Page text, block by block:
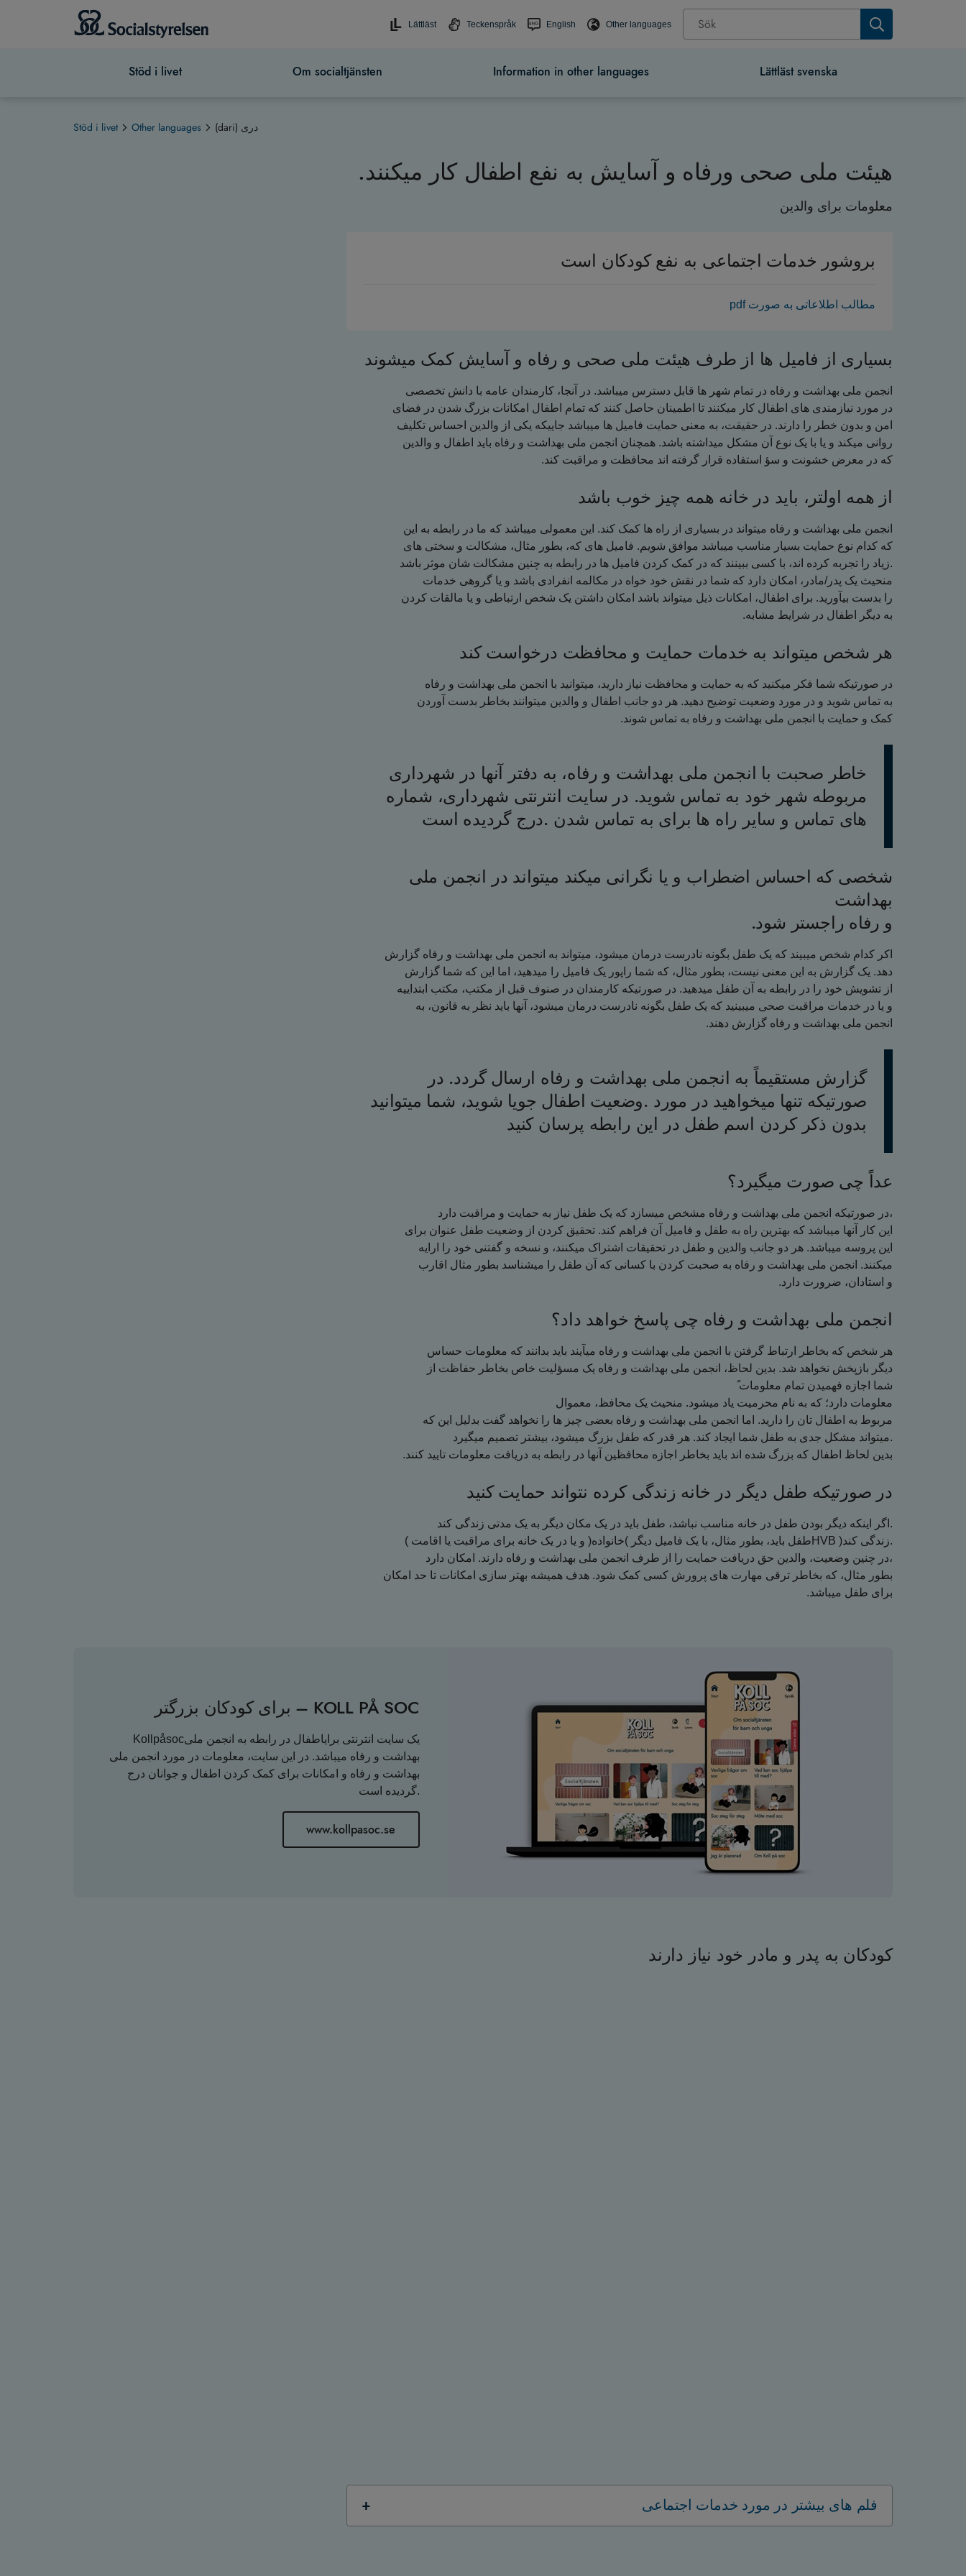
Lättläst Teckenspråk English Other languages
Stöd i livet Om socialtjänsten Information in other languages Lättläst svenska
Stöd i livet Other languages (dari) دری
.هیئت ملی صحی ورفاه و آسایش به نفع اطفال کار میکنند
معلومات برای والدین
بروشور خدمات اجتماعی به نفع کودکان است
مطالب اطلاعاتی به صورت pdf
بسیاری از فامیل ها از طرف هیئت ملی صحی و رفاه و آسایش کمک میشوند
انجمن ملی بهداشت و رفاه در تمام شهر ها قابل دسترس میباشد. در آنجا، کارمندان عامه با دانش تخصصی
در مورد نیازمندی های اطفال کار میکنند تا اطمینان حاصل کنند که تمام اطفال امکانات بزرگ شدن در فضای
امن و بدون خطر را دارند. در حقیقت، به معنی حمایت فامیل ها میباشد جاییکه یکی از والدین احساس تکلیف
روانی میکند و یا با یک نوع آن مشکل میداشته باشد. همچنان انجمن ملی بهداشت و رفاه باید اطفال و والدین
.که در معرض خشونت و سؤ استفاده قرار گرفته اند محافظت و مراقبت کند
از همه اولتر، باید در خانه همه چیز خوب باشد
انجمن ملی بهداشت و رفاه میتواند در بسیاری از راه ها کمک کند. این معمولی میباشد که ما در رابطه به این
که کدام نوع حمایت بسیار مناسب میباشد موافق شویم. فامیل های که، بطور مثال، مشکالت و سختی های
زیاد را تجربه کرده اند، با کسی ببینند که در کمک کردن فامیل ها در رابطه به چنین مشکالت شان موثر باشد.
منحیث یک پدر/مادر، امکان دارد که شما در نقش خود خواه در مکالمه انفرادی باشد و یا گروهی خدمات
را بدست بیآورید. برای اطفال، امکانات ذیل میتواند باشد امکان داشتن یک شخص ارتباطی و یا مالقات کردن
.به دیگر اطفال در شرایط مشابه
هر شخص میتواند به خدمات حمایت و محافظت درخواست کند
در صورتیکه شما فکر میکنید که به حمایت و محافظت نیاز دارید، میتوانید با انجمن ملی بهداشت و رفاه
به تماس شوید و در مورد وضعیت توضیح دهید. هر دو جانب اطفال و والدین میتوانند بخاطر بدست آوردن
.کمک و حمایت با انجمن ملی بهداشت و رفاه به تماس شوند
خاطر صحبت با انجمن ملی بهداشت و رفاه، به دفتر آنها در شهرداری
مربوطه شهر خود به تماس شوید. در سایت انترنتی شهرداری، شماره
های تماس و سایر راه ها برای به تماس شدن .درج گردیده است
شخصی که احساس اضطراب و یا نگرانی میکند میتواند در انجمن ملی
بهداشت
.و رفاه راجستر شود
اکر کدام شخص میبیند که یک طفل بگونه نادرست درمان میشود، میتواند به انجمن ملی بهداشت و رفاه گزارش
دهد. یک گزارش به این معنی نیست، بطور مثال، که شما راپور یک فامیل را میدهید، اما این که شما گزارش
از تشویش خود را در رابطه به آن طفل میدهید. در صورتیکه کارمندان در صنوف قبل از مکتب، مکتب ابتداییه
و یا در خدمات مراقبت صحی میبینید که یک طفل بگونه نادرست درمان میشود، آنها باید نظر به قانون، به
.انجمن ملی بهداشت و رفاه گزارش دهند
گزارش مستقیماً به انجمن ملی بهداشت و رفاه ارسال گردد. در
صورتیکه تنها میخواهید در مورد .وضعیت اطفال جویا شوید، شما میتوانید
بدون ذکر کردن اسم طفل در این رابطه پرسان کنید
عداً چی صورت میگیرد؟
در صورتیکه انجمن ملی بهداشت و رفاه مشخص میسازد که یک طفل نیاز به حمایت و مراقبت دارد،
این کار آنها میباشد که بهترین راه به طفل و فامیل آن فراهم کند. تحقیق کردن از وضعیت طفل عنوان برای
این پروسه میباشد. هر دو جانب والدین و طفل در تحقیقات اشتراک میکنند، و نسخه و گفتنی خود را ارایه
میکنند. انجمن ملی بهداشت و رفاه به صحبت کردن با کسانی که آن طفل را میشناسد بطور مثال اقارب
.و استادان، ضرورت دارد
انجمن ملی بهداشت و رفاه چی پاسخ خواهد داد؟
هر شخص که بخاطر ارتباط گرفتن با انجمن ملی بهداشت و رفاه میآیند باید بدانند که معلومات حساس
دیگر بازپخش نخواهد شد. بدین لحاظ، انجمن ملی بهداشت و رفاه یک مسؤلیت خاص بخاطر حفاظت از
ً شما اجازه فهمیدن تمام معلومات
معلومات دارد؛ که به نام محرمیت یاد میشود. منحیث یک محافظ، معموال
مربوط به اطفال تان را دارید. اما انجمن ملی بهداشت و رفاه بعضی چیز ها را نخواهد گفت بدلیل این که
میتواند مشکل جدی به طفل شما ایجاد کند. هر قدر که طفل بزرگ میشود، بیشتر تصمیم میگیرد.
.بدین لحاظ اطفال که بزرگ شده اند باید بخاطر اجازه محافظین آنها در رابطه به دریافت معلومات تایید کنند
در صورتیکه طفل دیگر در خانه زندگی کرده نتواند حمایت کنید
اگر اینکه دیگر بودن طفل در خانه مناسب نباشد، طفل باید در یک مکان دیگر به یک مدتی زندگی کند.
طفل باید، بطور مثال، با یک فامیل دیگر )خانواده( و یا در یک خانه برای مراقبت یا اقامت )HVB )زندگی کند.
در چنین وضعیت، والدین حق دریافت حمایت را از طرف انجمن ملی بهداشت و رفاه دارند. امکان دارد،
بطور مثال، که بخاطر ترقی مهارت های پرورش کسی کمک شود. هدف همیشه بهتر سازی امکانات تا حد امکان
.برای طفل میباشد
برای کودکان بزرگتر – KOLL PÅ SOC
Kollpåsocیک سایت انترنتی برایاطفال در رابطه به انجمن ملی
بهداشت و رفاه میباشد. در این سایت، معلومات در مورد انجمن ملی
بهداشت و رفاه و امکانات برای کمک کردن اطفال و جوانان درج
گردیده است.
www.kollpasoc.se
کودکان به پدر و مادر خود نیاز دارند
فلم های بیشتر در مورد خدمات اجتماعی